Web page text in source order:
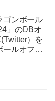
ゴンボール
」のDBオ
）を
ールオフィ